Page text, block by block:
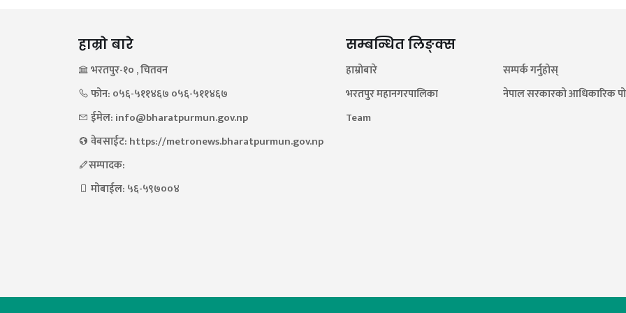
हाम्रो बारे
भरतपुर-१० , चितवन
फोन: ०५६-५११४६७ ०५६-५११४६७
ईमेल: info@bharatpurmun.gov.np
वेबसाईट: https://metronews.bharatpurmun.gov.np
सम्पादक:
मोबाईल: ५६-५९७००४
सम्बन्धित लिङ्क्स
हाम्रोबारे
सम्पर्क गर्नुहोस्
भरतपुर महानगरपालिका
नेपाल सरकारको आधिकारिक
Team